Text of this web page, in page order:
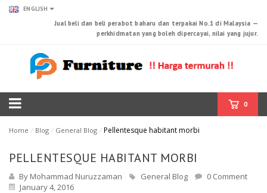
ENGLISH
Jual beli dan beli perabot baharu dan terpakai No.1 di Malaysia —
perkhidmatan yang boleh dipercayai, nilai yang jujur.
0
Home ⁄ Blog ⁄ General Blog ⁄ Pellentesque habitant morbi
PELLENTESQUE HABITANT MORBI
By Mohammad Nuruzzaman General Blog
0 Comment
January 4, 2016